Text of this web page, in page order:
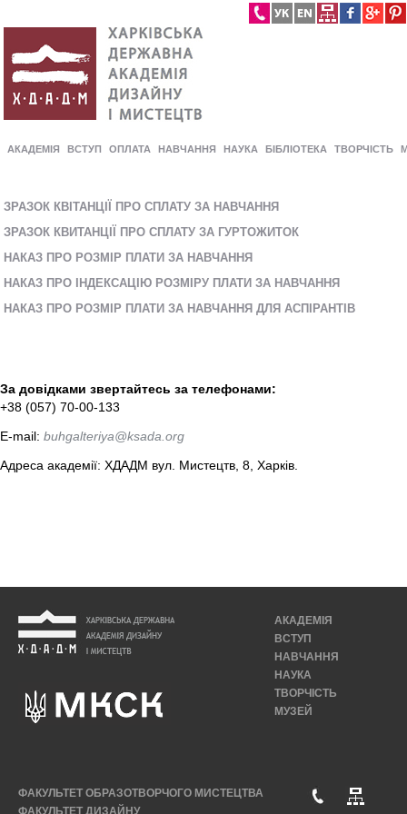
АКАДЕМІЯ ВСТУП ОПЛАТА НАВЧАННЯ НАУКА БІБЛІОТЕКА ТВОРЧІСТЬ
ЗРАЗОК КВІТАНЦІЇ ПРО СПЛАТУ ЗА НАВЧАННЯ
ЗРАЗОК КВИТАНЦІЇ ПРО СПЛАТУ ЗА ГУРТОЖИТОК
НАКАЗ ПРО РОЗМІР ПЛАТИ ЗА НАВЧАННЯ
НАКАЗ ПРО ІНДЕКСАЦІЮ РОЗМІРУ ПЛАТИ ЗА НАВЧАННЯ
НАКАЗ ПРО РОЗМІР ПЛАТИ ЗА НАВЧАННЯ ДЛЯ АСПІРАНТІВ
За довідками звертайтесь за телефонами:
+38 (057) 70-00-133
E-mail: buhgalteriya@ksada.org
Адреса академії: ХДАДМ вул. Мистецтв, 8, Харків.
АКАДЕМІЯ
ВСТУП
НАВЧАННЯ
НАУКА
ТВОРЧІСТЬ
МУЗЕЙ
ФАКУЛЬТЕТ ОБРАЗОТВОРЧОГО МИСТЕЦТВА
ФАКУЛЬТЕТ ДИЗАЙНУ